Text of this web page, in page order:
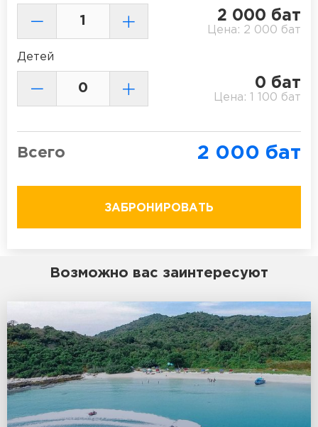
2 000 бат
Цена: 2 000 бат
Детей
0 бат
Цена: 1 100 бат
Всего 2 000 бат
ЗАБРОНИРОВАТЬ
Возможно вас заинтересуют